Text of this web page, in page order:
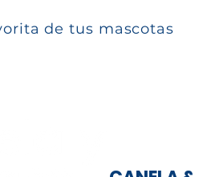
de tus mascotas